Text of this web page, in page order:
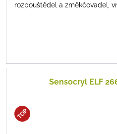
rozpouštědel a změkčovadel,
Sensocryl ELF
TOP